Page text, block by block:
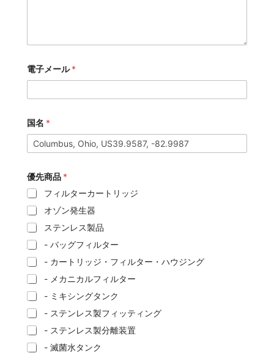
電子メール*
国名 *
優先商品 *
フィルターカートリッジ
オゾン発生器
ステンレス製品
- バッグフィルター
- カートリッジ・フィルター・ハウジング
- メカニカルフィルター
- ミキシングタンク
- ステンレス製フィッティング
- ステンレス製分離装置
- 滅菌水タンク